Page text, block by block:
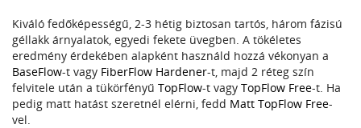
Kiváló fedőképességű, 2-3 hétig biztosan tartós, három fázisú
géllakk árnyalatok, egyedi fekete üvegben. A tökéletes
eredmény érdekében alapként használd hozzá vékonyan a
BaseFlow-t vagy FiberFlow Hardener-t, majd 2 réteg szín
felvitele után a tükörfényű TopFlow-t vagy TopFlow Free-t. Ha
pedig matt hatást szeretnél elérni, fedd Matt TopFlow Free-
vel.